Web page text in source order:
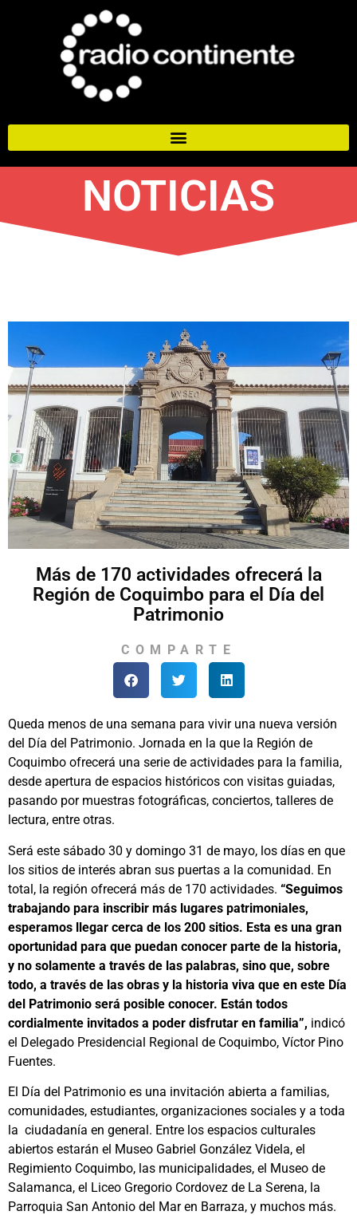
NOTICIAS
Más de 170 actividades ofrecerá la
Región de Coquimbo para el Día del
Patrimonio
COMPARTE
Queda menos de una semana para vivir una nueva versión
del Día del Patrimonio. Jornada en la que la Región de
Coquimbo ofrecerá una serie de actividades para la familia,
desde apertura de espacios históricos con visitas guiadas,
pasando por muestras fotográficas, conciertos, talleres de
lectura, entre otras.
Será este sábado 30 y domingo 31 de mayo, los días en que
los sitios de interés abran sus puertas a la comunidad. En
total, la región ofrecerá más de 170 actividades. “Seguimos
trabajando para inscribir más lugares patrimoniales,
esperamos llegar cerca de los 200 sitios. Esta es una gran
oportunidad para que puedan conocer parte de la historia,
y no solamente a través de las palabras, sino que, sobre
todo, a través de las obras y la historia viva que en este Día
del Patrimonio será posible conocer. Están todos
cordialmente invitados a poder disfrutar en familia”, indicó
el Delegado Presidencial Regional de Coquimbo, Víctor Pino
Fuentes.
El Día del Patrimonio es una invitación abierta a familias,
comunidades, estudiantes, organizaciones sociales y a toda
la ciudadanía en general. Entre los espacios culturales
abiertos estarán el Museo Gabriel González Videla, el
Regimiento Coquimbo, las municipalidades, el Museo de
Salamanca, el Liceo Gregorio Cordovez de La Serena, la
Parroquia San Antonio del Mar en Barraza, y muchos más.